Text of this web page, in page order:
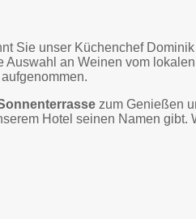
Sie unser Küchenchef
Auswahl an Weinen vom
zum Genießen
Hotel seinen Namen gibt.